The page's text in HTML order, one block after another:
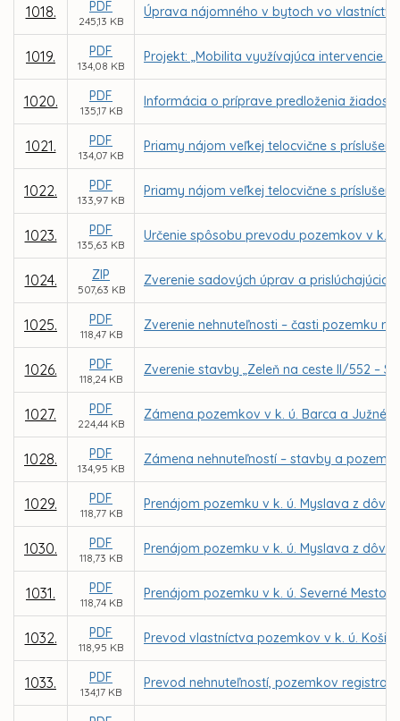
1018. PDF
245,13 KB
Úprava nájomného v bytoch vo
1019. PDF
134,08 KB
Projekt: „Mobilita využívajúca intervencie
1020. PDF
135,17 KB
Informácia o príprave predloženia
1021. PDF
134,07 KB
Priamy nájom veľkej telocvične s
1022. PDF
133,97 KB
Priamy nájom veľkej telocvične s
1023. PDF
135,63 KB
Určenie spôsobu prevodu pozemkov v k.
1024. ZIP
507,63 KB
Zverenie sadových úprav a
1025. PDF
118,47 KB
Zverenie nehnuteľnosti – časti pozemku
1026. PDF
118,24 KB
Zverenie stavby „Zeleň na ceste II/552 –
1027. PDF
224,44 KB
Zámena pozemkov v k. ú. Barca a Južné
1028. PDF
134,95 KB
Zámena nehnuteľností – stavby a
1029. PDF
118,77 KB
Prenájom pozemku v k. ú. Myslava z
1030. PDF
118,73 KB
Prenájom pozemku v k. ú. Myslava z
1031. PDF
118,74 KB
Prenájom pozemku v k. ú. Severné
1032. PDF
118,95 KB
Prevod vlastníctva pozemkov v k. ú.
1033. PDF
134,17 KB
Prevod nehnuteľností, pozemkov registra